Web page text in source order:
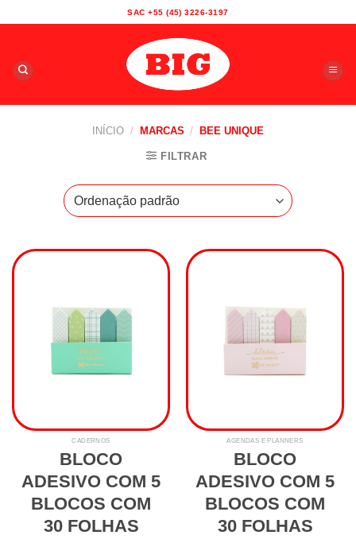
to
SAC +55 (45) 3226-3197
INÍCIO / MARCAS / BEE UNIQUE
FILTRAR
CADERNOS
BLOCO
ADESIVO COM 5
BLOCOS COM
30 FOLHAS
AGENDAS E PLANNERS
BLOCO
ADESIVO COM 5
BLOCOS COM
30 FOLHAS